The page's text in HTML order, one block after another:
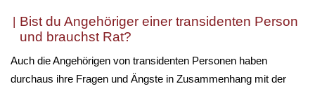
Bist du Angehöriger einer transidenten Person
und brauchst Rat?
Auch die Angehörigen von transidenten Personen haben
durchaus ihre Fragen und Ängste in Zusammenhang mit der